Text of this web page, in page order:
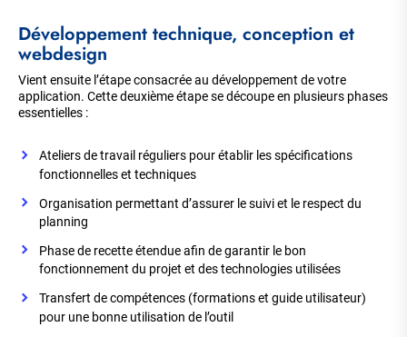
Développement technique, conception et
webdesign
Vient ensuite l’étape consacrée au développement de votre
application. Cette deuxième étape se découpe en plusieurs phases
essentielles :
Ateliers de travail réguliers pour établir les spécifications
fonctionnelles et techniques
Organisation permettant d’assurer le suivi et le respect du
planning
Phase de recette étendue afin de garantir le bon
fonctionnement du projet et des technologies utilisées
Transfert de compétences (formations et guide utilisateur)
pour une bonne utilisation de l’outil